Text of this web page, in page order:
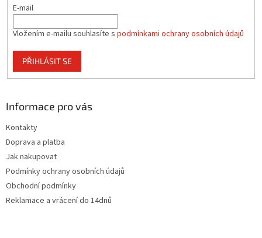
E-mail
Vložením e-mailu souhlasíte s podmínkami ochrany osobních údajů
PŘIHLÁSIT SE
Informace pro vás
Kontakty
Doprava a platba
Jak nakupovat
Podmínky ochrany osobních údajů
Obchodní podmínky
Reklamace a vrácení do 14dnů